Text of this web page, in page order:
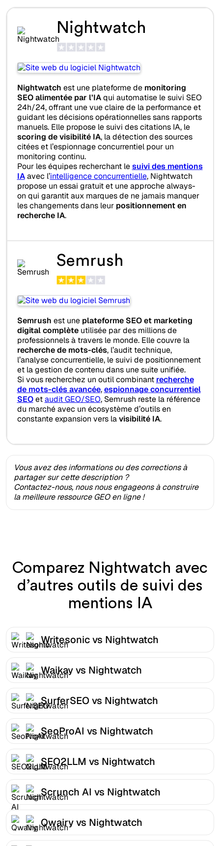
Nightwatch
Nightwatch est une plateforme de monitoring
SEO alimentée par l’IAqui automatise le suivi SEO
24h/24, offrant une vue claire de la performance et
guidant les décisions opérationnelles sans rapports
manuels. Elle propose le suivi des citations IA, le
scoring de visibilité IA, la détection des sources
citées et l’espionnage concurrentiel pour un
monitoring continu.
Pour les équipes recherchant lesuivi des mentions
IAavec l’intelligence concurrentielle, Nightwatch
propose un essai gratuit et une approche always-
on qui garantit aux marques de ne jamais manquer
les changements dans leur positionnement en
recherche IA.
Semrush
Semrush est une plateforme SEO et marketing
digital complèteutilisée par des millions de
professionnels à travers le monde. Elle couvre la
recherche de mots-clés, l’audit technique,
l’analyse concurrentielle, le suivi de positionnement
et la gestion de contenu dans une suite unifiée.
Si vous recherchez un outil combinant recherche
de mots-clés avancée,espionnage concurrentiel
SEOetaudit GEO/SEO, Semrush reste la référence
du marché avec un écosystème d’outils en
constante expansion vers lavisibilité IA.
Vous avez des informations ou des corrections à
partager sur cette description ?
Contactez-nous, nous nous engageons à construire
la meilleure ressource GEO en ligne !
Comparez Nightwatch avec
d’autres outils de suivi des
mentions IA
Writesonic vs Nightwatch
Waikay vs Nightwatch
SurferSEO vs Nightwatch
SeoProAI vs Nightwatch
SEO2LLM vs Nightwatch
Scrunch AI vs Nightwatch
Qwairy vs Nightwatch